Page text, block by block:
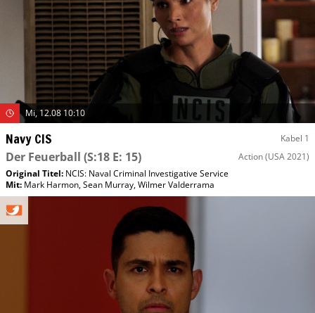
Mi, 12.08 10:10
Navy CIS Kabel 1
Der Feuerball (S:18 E: 15) Action(USA 2021)
Original Titel: NCIS: Naval Criminal Investigative Service
Mit: Mark Harmon,Sean Murray,Wilmer Valderrama